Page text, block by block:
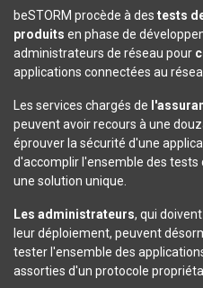
beSTORM procède à des tests
produits en phase de
administrateurs de réseau pour
applications connectées au
Les services chargés de
peuvent avoir recours à une
éprouver la sécurité d'une
d'accomplir l'ensemble des
une solution unique.
Les administrateurs, qui
leur déploiement, peuvent
tester l'ensemble des
assorties d'un protocole